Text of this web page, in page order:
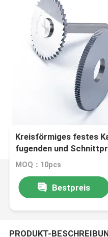
Kreisförmiges festes
fugenden und
MOQ：10pcs
Bestpreis
PRODUKT-